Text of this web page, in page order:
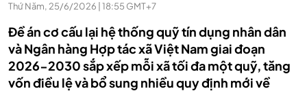
Thứ Năm, 25/6/2026 | 18:55 GMT+7
Đề án cơ cấu lại hệ thống quỹ tín dụng nhân dân
và Ngân hàng Hợp tác xã Việt Nam giai đoạn
2026-2030 sắp xếp mỗi xã tối đa một quỹ, tăng
vốn điều lệ và bổ sung nhiều quy định mới về